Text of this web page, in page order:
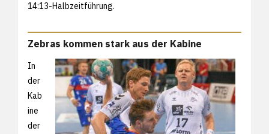
14:13-Halbzeitführung.
Zebras kommen stark aus der Kabine
In
der
Kab
ine
der